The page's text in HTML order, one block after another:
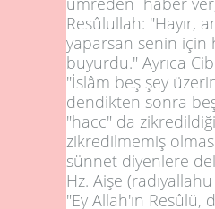
Resûlullah: "Hayır,
yaparsan senin için
buyurdu." Ayrıca
"İslâm beş şey
dendikten sonra beş
"hacc" da
zikredilmemiş
sünnet diyenlere
Hz. Aişe
"Ey Allah'ın Resûlü,